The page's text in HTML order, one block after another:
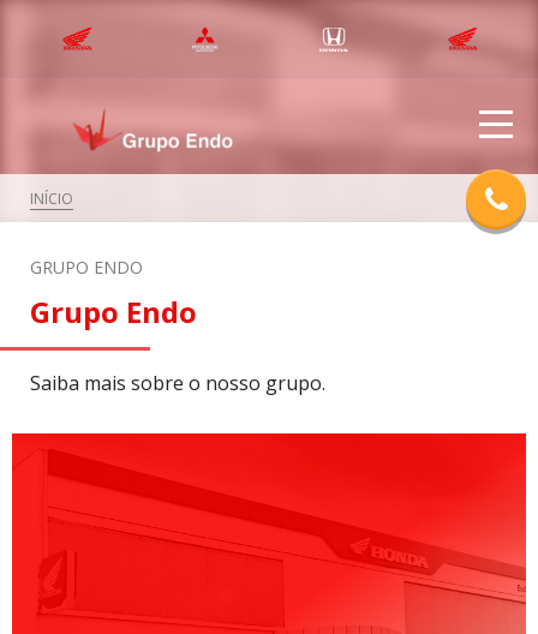
INÍCIO
GRUPO ENDO
Grupo Endo
Saiba mais sobre o nosso grupo.